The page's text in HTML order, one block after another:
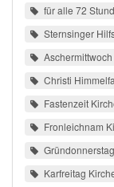
für alle 72
Sternsinger
Christi
Fastenzeit
Fronleichnam
Karfreitag